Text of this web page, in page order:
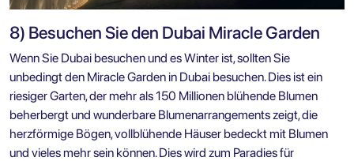
8) Besuchen Sie den Dubai Miracle Garden
Wenn Sie Dubai besuchenund es Winter ist, sollten Sie
unbedingt den Miracle Garden in Dubai besuchen. Dies ist ein
riesiger Garten, der mehr als 150 Millionen blühende Blumen
beherbergt und wunderbare Blumenarrangements zeigt, die
herzförmige Bögen, vollblühende Häuser bedeckt mit Blumen
und vieles mehr sein können. Dies wird zum Paradies für